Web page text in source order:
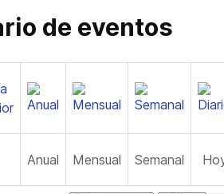
de eventos
Anual Mensual Semanal